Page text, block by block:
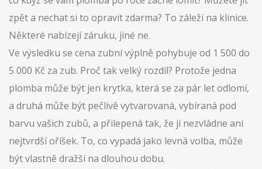
zpět a nechat si to opravit zdarma? To záleží na klinice.
Některé nabízejí záruku, jiné ne.
Ve výsledku se cena zubní výplně pohybuje od 1 500 do
5 000 Kč za zub. Proč tak velký rozdíl? Protože jedna
plomba může být jen krytka, která se za pár let odlomí,
a druhá může být pečlivě vytvarovaná, vybíraná pod
barvu vašich zubů, a přilepená tak, že ji nezvládne ani
nejtvrdší oříšek. To, co vypadá jako levná volba, může
být vlastně dražší na dlouhou dobu.